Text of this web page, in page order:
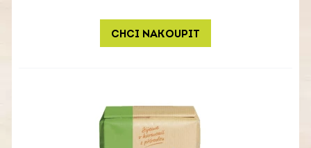
CHCI NAKOUPIT